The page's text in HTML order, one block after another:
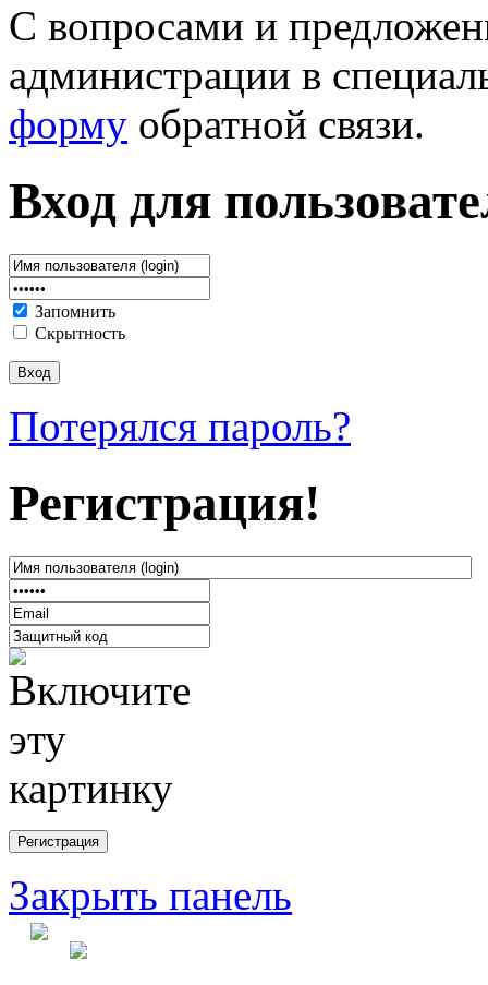
С вопросами и
администрации в
форму обратной связи.
Вход для
Запомнить
Скрытность
Потерялся пароль?
Регистрация!
Закрыть панель